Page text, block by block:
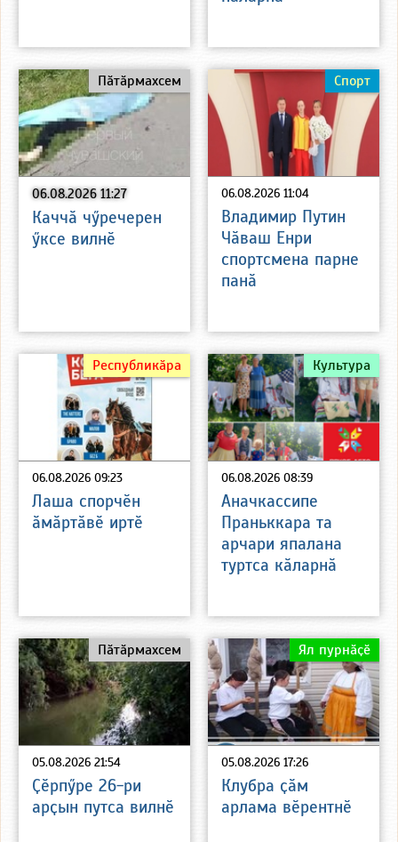
06.08.2026 11:27
Пӑтӑрмахсем
Каччӑ чӳречерен
ӳксе вилнӗ
06.08.2026 11:04
Спорт
Владимир Путин
Чӑваш Енри
спортсмена парне
панӑ
06.08.2026 09:23
Республикӑра
Лаша спорчӗн
ӑмӑртӑвӗ иртӗ
06.08.2026 08:39
Культура
Аначкассипе
Праньккара та
арчари япалана
туртса кӑларнӑ
05.08.2026 21:54
Пӑтӑрмахсем
Ҫӗрпӳре 26-ри
арҫын путса вилнӗ
05.08.2026 17:26
Ял пурнӑҫӗ
Клубра ҫӑм
арлама вӗрентнӗ